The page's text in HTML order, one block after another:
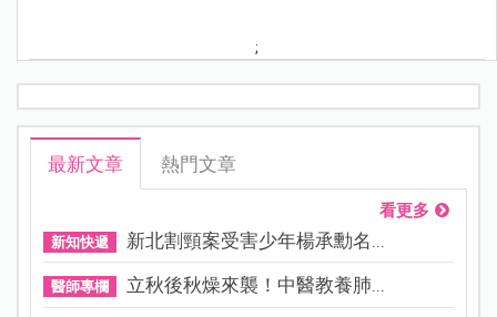
;
最新文章 熱門文章
看更多
新知快遞 新北割頸案受害少年楊承勳名...
醫師專欄 立秋後秋燥來襲！中醫教養肺...